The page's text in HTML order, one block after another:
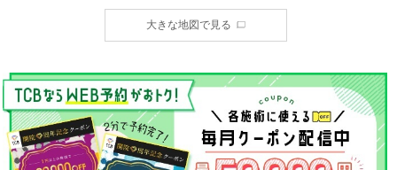
大きな地図で見る